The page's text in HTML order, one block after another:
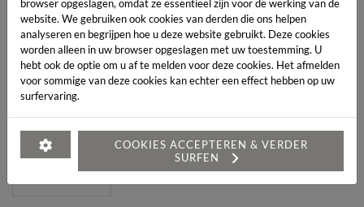
LENGTE:*
MAAT:*
Heeft u een vraag over dit artikel?
browser opgeslagen, omdat ze essentieel zijn voor de werking van de
website. We gebruiken ook cookies van derden die ons helpen
analyseren en begrijpen hoe u deze website gebruikt. Deze cookies
worden alleen in uw browser opgeslagen met uw toestemming. U
hebt ook de optie om u af te melden voor deze cookies. Het afmelden
voor sommige van deze cookies kan echter een effect hebben op uw
surfervaring.
COOKIES ACCEPTEREN & VERDER
SURFEN